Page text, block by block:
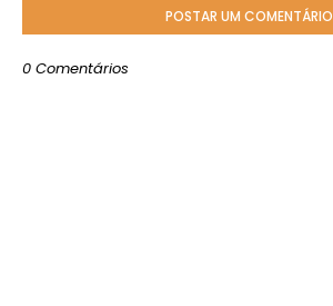
POSTAR UM COMENTÁRIO
0 Comentários